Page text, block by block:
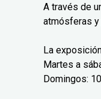
A través de
atmósferas y
La
Martes a
Domingos: